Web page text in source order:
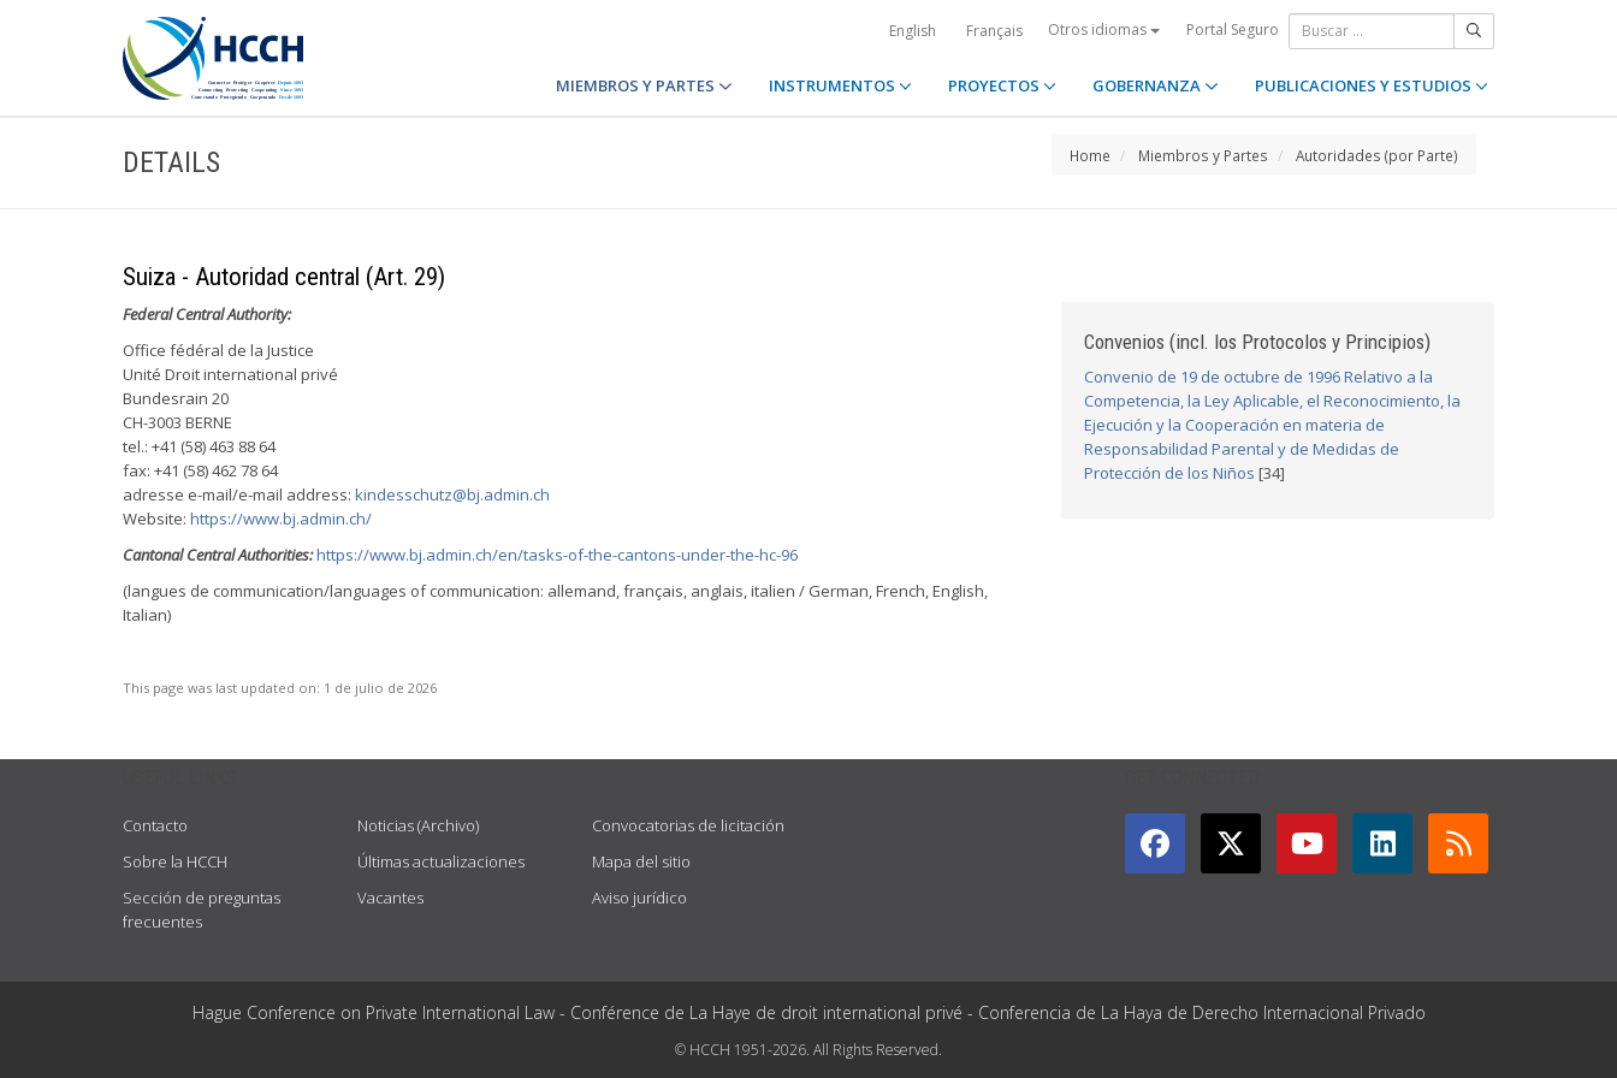
English Français Otros idiomas Portal Seguro
MIEMBROS Y PARTES INSTRUMENTOS PROYECTOS GOBERNANZA PUBLICACIONES Y ESTUDIOS
DETAILS Home Miembros y Partes Autoridades (por Parte)
Suiza - Autoridad central (Art. 29)
Federal Central Authority:
Office fédéral de la Justice
Unité Droit international privé
Bundesrain 20
CH-3003 BERNE
tel.: +41 (58) 463 88 64
fax: +41 (58) 462 78 64
adresse e-mail/e-mail address: kindesschutz@bj.admin.ch
Website: https://www.bj.admin.ch/
Cantonal Central Authorities:https://www.bj.admin.ch/en/tasks-of-the-cantons-under-the-hc-96
(langues de communication/languages of communication: allemand, français, anglais, italien / German, French, English,
Italian)
This page was last updated on: 1 de julio de 2026
Convenios (incl. los Protocolos y Principios)
Convenio de 19 de octubre de 1996 Relativo a la
Competencia, la Ley Aplicable, el Reconocimiento, la
Ejecución y la Cooperación en materia de
Responsabilidad Parental y de Medidas de
Protección de los Niños [34]
Contacto
Sobre la HCCH
Sección de preguntas
frecuentes
Noticias (Archivo)
Últimas actualizaciones
Vacantes
Convocatorias de licitación
Mapa del sitio
Aviso jurídico
Hague Conference on Private International Law - Conférence de La Haye de droit international privé - Conferencia de La Haya de Derecho Internacional Privado
© HCCH 1951-2026. All Rights Reserved.